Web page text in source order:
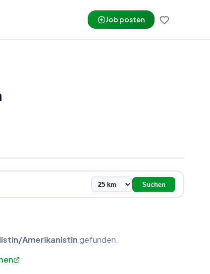
Job posten
Suchen
Amerikanistingefunden.